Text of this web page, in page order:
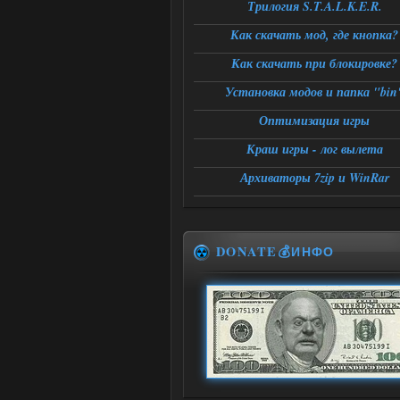
Трилогия S.T.A.L.K.E.R.
Как скачать мод, где кнопка?
Как скачать при блокировке?
Установка модов и папка
Оптимизация игры
Краш игры - лог вылета
Архиваторы 7zip и WinRar
DONATE💰ИНФО